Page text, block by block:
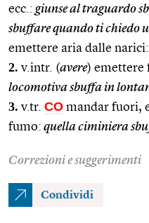
ecc.: giunse al traguardo
sbuffare quando ti chiedo
emettere aria dalle narici:
2. v.intr. (avere) emettere
locomotiva sbuffa in
3. v.tr. CO mandar fuori,
fumo: quella ciminiera
Correzioni e suggerimenti
Condividi